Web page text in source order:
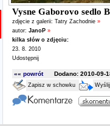
Vysne Gaborovo sedlo
zdjęcie z galerii: Tatry Zachodnie »
autor: JanoP »
kilka słów o zdjęciu:
23. 8. 2010
Udostępnij
«« powrótDodano: 2010-09-
Zapisz w schowku